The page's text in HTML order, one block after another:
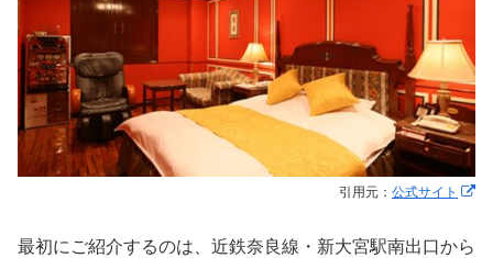
引用元： 公式サイト
最初にご紹介するのは、近鉄奈良線・新大宮駅南出口から